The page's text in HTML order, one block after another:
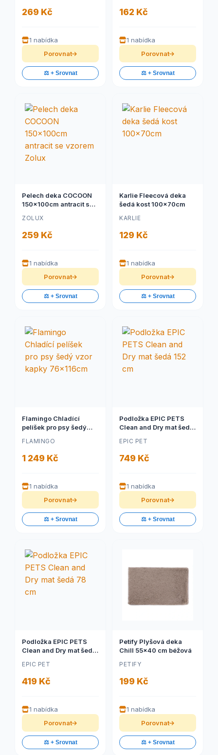
269 Kč
1 nabídka
Porovnat
⚖️ + Srovnat
162 Kč
1 nabídka
Porovnat
⚖️ + Srovnat
Pelech deka COCOON
150x100cm antracit se
ZOLUX
259 Kč
1 nabídka
Porovnat
⚖️ + Srovnat
Karlie Fleecová deka
šedá kost 100x70cm
KARLIE
129 Kč
1 nabídka
Porovnat
⚖️ + Srovnat
Flamingo Chladící
pelíšek pro psy šedý
FLAMINGO
1 249 Kč
1 nabídka
Porovnat
⚖️ + Srovnat
Podložka EPIC PETS
Clean and Dry mat šedá
EPIC PET
749 Kč
1 nabídka
Porovnat
⚖️ + Srovnat
Podložka EPIC PETS
Clean and Dry mat šedá
EPIC PET
419 Kč
1 nabídka
Porovnat
⚖️ + Srovnat
Petify Plyšová deka
Chill 55x40 cm béžová
PETIFY
199 Kč
1 nabídka
Porovnat
⚖️ + Srovnat